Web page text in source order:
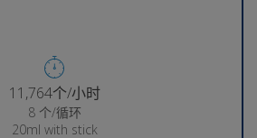
11,941个/小时
8 个/循环
20ml with stick